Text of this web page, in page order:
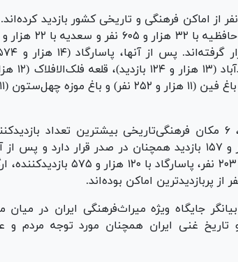
در روز ۷ فروردین به‌تنهایی ۳۷۳ هزار و ۹۸۶ نفر از اماکن فرهنگی و تاریخی کشور
در مجموع، از آغاز تعطیلات نوروزی تاکنون، ۶ مکان فرهنگی‌تاریخی بیشترین
اختصاص داده‌اند. تخت جمشید با ۲۹۳ هزار و ۱۵۷ بازدید همچنان در صدر قرار
۲۶۷ هزار و ۲۸۳ بازدید، سعدیه با ۱۷۲ هزار و ۲۰۳ نفر،
جایگاه ویژه میراث‌فرهنگی ایران در
غنی ایران همچنان مورد توجه مردم و